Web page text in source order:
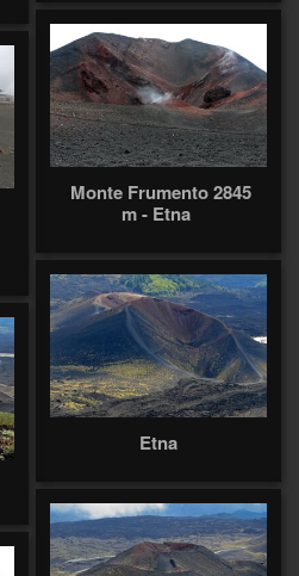
Monte Frumento 2845
m - Etna
Etna